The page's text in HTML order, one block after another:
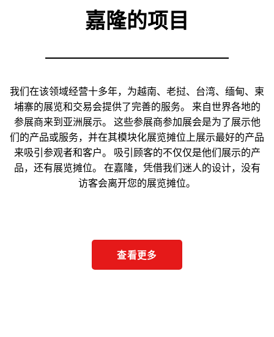
嘉隆的项目
我们在该领域经营十多年，为越南、老挝、台湾、缅甸、柬
埔寨的展览和交易会提供了完善的服务。 来自世界各地的
参展商来到亚洲展示。 这些参展商参加展会是为了展示他
们的产品或服务，并在其模块化展览摊位上展示最好的产品
来吸引参观者和客户。 吸引顾客的不仅仅是他们展示的产
品，还有展览摊位。 在嘉隆，凭借我们迷人的设计，没有
访客会离开您的展览摊位。
查看更多